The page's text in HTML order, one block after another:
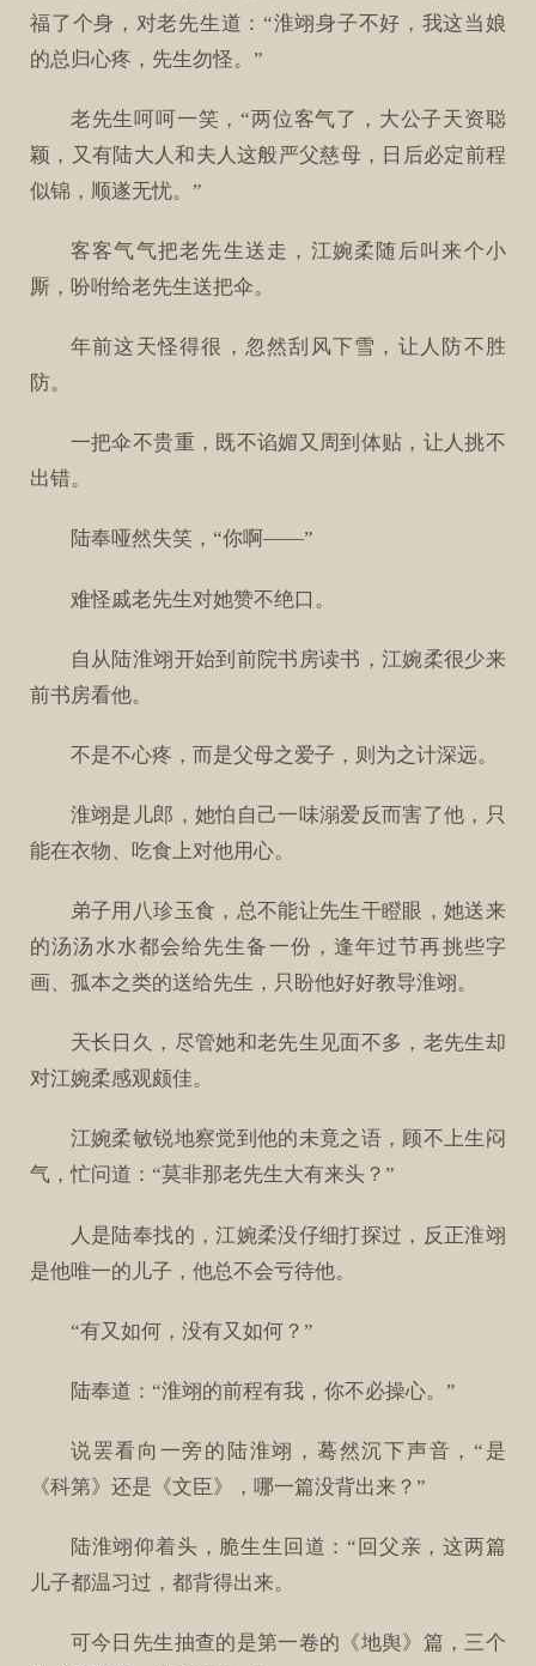
福了个身，对老先生道：“淮翊身子不好，我这当娘
的总归心疼，先生勿怪。”
老先生呵呵一笑，“两位客气了，大公子天资聪
颖，又有陆大人和夫人这般严父慈母，日后必定前程
似锦，顺遂无忧。”
客客气气把老先生送走，江婉柔随后叫来个小
厮，吩咐给老先生送把伞。
年前这天怪得很，忽然刮风下雪，让人防不胜
防。
一把伞不贵重，既不谄媚又周到体贴，让人挑不
出错。
陆奉哑然失笑，“你啊——”
难怪戚老先生对她赞不绝口。
自从陆淮翊开始到前院书房读书，江婉柔很少来
前书房看他。
不是不心疼，而是父母之爱子，则为之计深远。
淮翊是儿郎，她怕自己一味溺爱反而害了他，只
能在衣物、吃食上对他用心。
弟子用八珍玉食，总不能让先生干瞪眼，她送来
的汤汤水水都会给先生备一份，逢年过节再挑些字
画、孤本之类的送给先生，只盼他好好教导淮翊。
天长日久，尽管她和老先生见面不多，老先生却
对江婉柔感观颇佳。
江婉柔敏锐地察觉到他的未竟之语，顾不上生闷
气，忙问道：“莫非那老先生大有来头？”
人是陆奉找的，江婉柔没仔细打探过，反正淮翊
是他唯一的儿子，他总不会亏待他。
“有又如何，没有又如何？”
陆奉道：“淮翊的前程有我，你不必操心。”
说罢看向一旁的陆淮翊，蓦然沉下声音，“是
《科第》还是《文臣》，哪一篇没背出来？”
陆淮翊仰着头，脆生生回道：“回父亲，这两篇
儿子都温习过，都背得出来。
可今日先生抽查的是第一卷的《地舆》篇，三个